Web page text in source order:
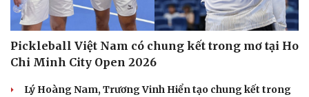
Pickleball Việt Nam có chung kết trong mơ tại Ho
Chi Minh City Open 2026
Lý Hoàng Nam, Trương Vinh Hiển tạo chung kết trong